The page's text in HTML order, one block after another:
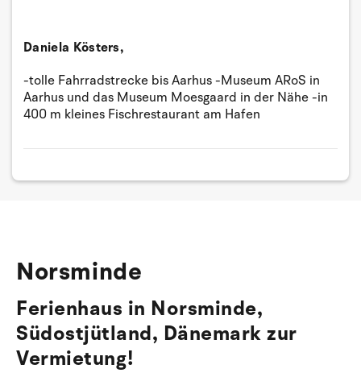
Daniela Kösters,
-tolle Fahrradstrecke bis Aarhus -Museum ARoS in
Aarhus und das Museum Moesgaard in der Nähe -in
400 m kleines Fischrestaurant am Hafen
Norsminde
Ferienhaus in Norsminde,
Südostjütland, Dänemark zur
Vermietung!